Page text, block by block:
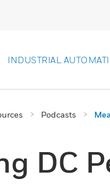
INDUSTRIAL
Podcasts
DC